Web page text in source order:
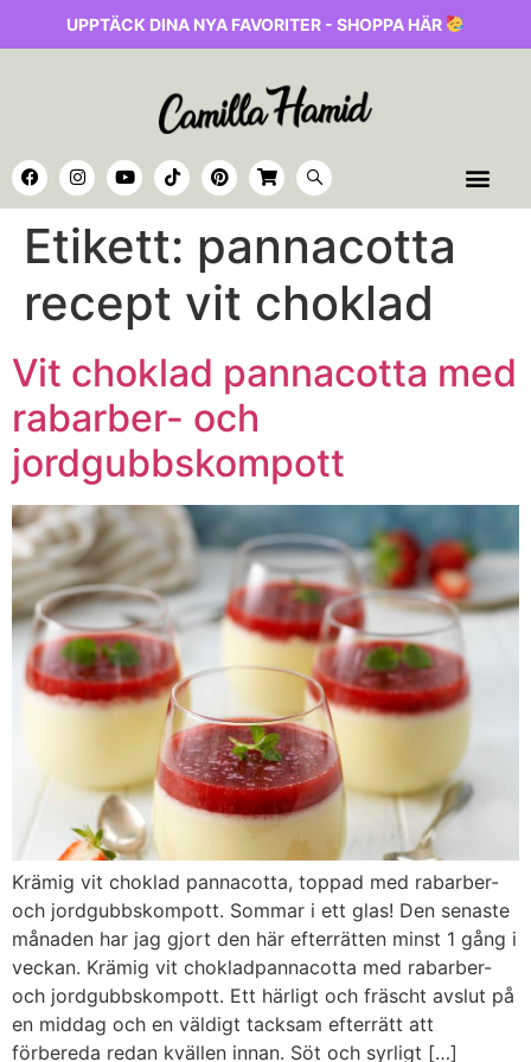
UPPTÄCK DINA NYA FAVORITER - SHOPPA HÄR
Etikett: pannacotta
recept vit choklad
Vit choklad pannacotta med
rabarber- och
jordgubbskompott
Krämig vit choklad pannacotta, toppad med rabarber-
och jordgubbskompott. Sommar i ett glas! Den senaste
månaden har jag gjort den här efterrätten minst 1 gång i
veckan. Krämig vit chokladpannacotta med rabarber-
och jordgubbskompott. Ett härligt och fräscht avslut på
en middag och en väldigt tacksam efterrätt att
förbereda redan kvällen innan. Söt och syrligt […]